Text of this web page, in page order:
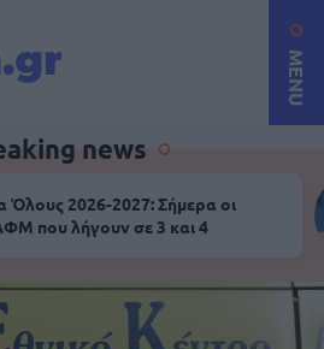
MENU
news
Όλους 2026-2027: Σήμερα οι
που λήγουν σε 3 και 4